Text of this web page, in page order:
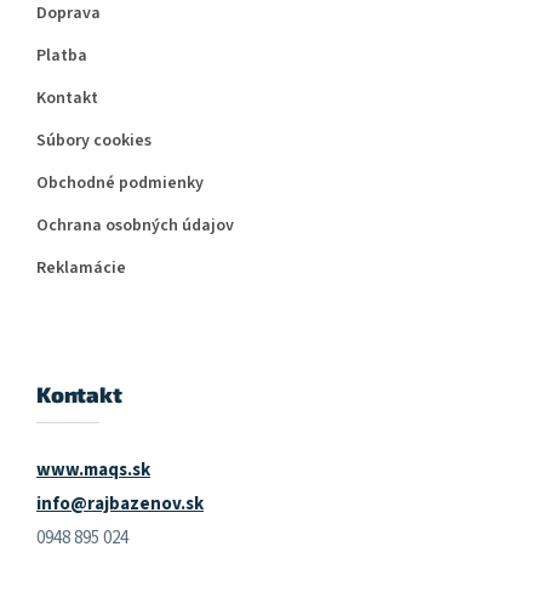
Doprava
Platba
Kontakt
Súbory cookies
Obchodné podmienky
Ochrana osobných údajov
Reklamácie
Kontakt
www.maqs.sk
info@rajbazenov.sk
0948 895 024